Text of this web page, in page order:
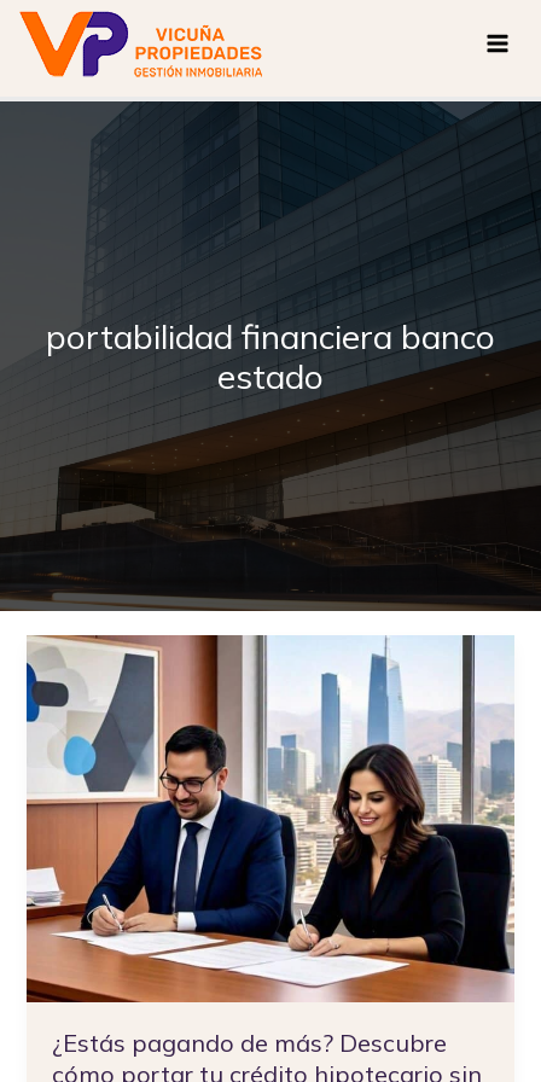
contenido
portabilidad financiera banco
estado
¿Estás pagando de más? Descubre
cómo portar tu crédito hipotecario sin
¿Estás
pagando
de
más?
Descubre
cómo
portar
crédito
hipotecario
sin
morir
en
el
intento